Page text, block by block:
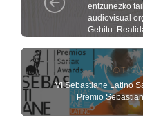
entzunezko
audiovisual
Gehitu:
VI Sebastiane Latino
Premio